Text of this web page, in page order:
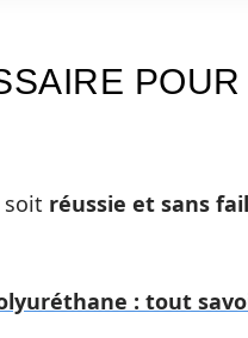
soit réussie et sans
: tout